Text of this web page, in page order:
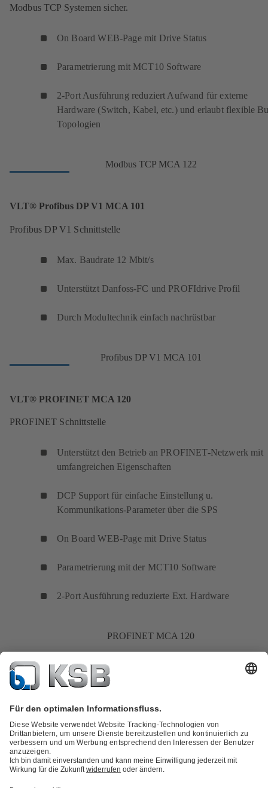
Modbus TCP Systemen sicher.
On Board WEB-Page mit Drive Status
Parametrierung mit MCT10 Software
2-Port Ausführung reduziert Aufwand für externe
Hardware (Switch, Kabel, etc.) und erlaubt flexible
Topologien
Modbus TCP MCA 122
VLT® Profibus DP V1 MCA 101
Profibus DP V1 Schnittstelle
Max. Baudrate 12 Mbit/s
Unterstützt Danfoss-FC und PROFIdrive Profil
Durch Modultechnik einfach nachrüstbar
Profibus DP V1 MCA 101
VLT® PROFINET MCA 120
PROFINET Schnittstelle
Unterstützt den Betrieb an PROFINET-Netzwerk mit
umfangreichen Eigenschaften
DCP Support für einfache Einstellung u.
Kommunikations-Parameter über die SPS
On Board WEB-Page mit Drive Status
Parametrierung mit der MCT10 Software
2-Port Ausführung reduzierte Ext. Hardware
PROFINET MCA 120